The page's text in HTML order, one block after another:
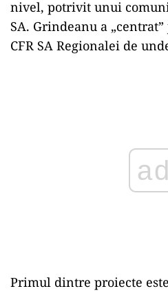
nivel, potrivit unui
SA. Grindeanu a
CFR SA Regionalei de
Primul dintre proiecte